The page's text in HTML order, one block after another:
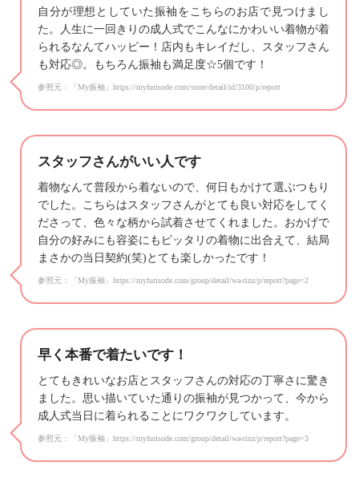
自分が理想としていた振袖をこちらのお店で見つけまし
た。人生に一回きりの成人式でこんなにかわいい着物が着
られるなんてハッピー！店内もキレイだし、スタッフさん
も対応◎。もちろん振袖も満足度☆5個です！
参照元：「My振袖」https://myfurisode.com/store/detail/id/3100/p/report
スタッフさんがいい人です
着物なんて普段から着ないので、何日もかけて選ぶつもり
でした。こちらはスタッフさんがとても良い対応をしてく
ださって、色々な柄から試着させてくれました。おかげで
自分の好みにも容姿にもピッタリの着物に出合えて、結局
まさかの当日契約(笑)とても楽しかったです！
参照元：「My振袖」https://myfurisode.com/group/detail/wa-rinz/p/report?page=2
早く本番で着たいです！
とてもきれいなお店とスタッフさんの対応の丁寧さに驚き
ました。思い描いていた通りの振袖が見つかって、今から
成人式当日に着られることにワクワクしています。
参照元：「My振袖」https://myfurisode.com/group/detail/wa-rinz/p/report?page=3